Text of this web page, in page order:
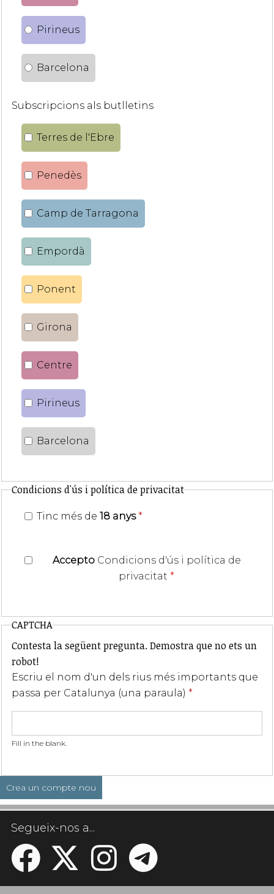
Pirineus
Barcelona
Subscripcions als butlletins
Terres de l'Ebre
Penedès
Camp de Tarragona
Empordà
Ponent
Girona
Centre
Pirineus
Barcelona
Condicions d'ús i política de privacitat
Tinc més de 18 anys *
Accepto Condicions d'ús i política de
privacitat *
CAPTCHA
Contesta la següent pregunta. Demostra que no ets un
robot!
Escriu el nom d'un dels rius més importants que
passa per Catalunya (una paraula) *
Fill in the blank.
Segueix-nos a...